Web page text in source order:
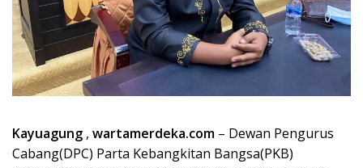
Kayuagung , wartamerdeka.com – Dewan Pengurus
Cabang(DPC) Parta Kebangkitan Bangsa(PKB)